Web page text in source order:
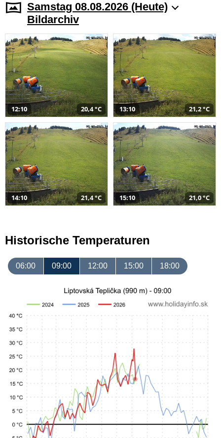
Samstag 08.08.2026 (Heute)
Bildarchiv
12:10 20,4 °C 13:10 21,2 °C
14:10 21,4 °C 15:10 21,0 °C
Historische Temperaturen
06:00 09:00 12:00 15:00 18:00